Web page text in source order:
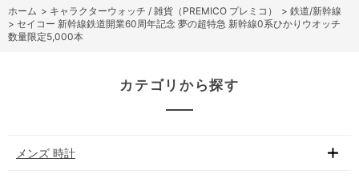
ホーム > キャラクターウォッチ / 雑貨（PREMICO プレミコ） > 鉄道/新幹線
> セイコー 新幹線鉄道開業60周年記念 夢の超特急 新幹線0系ひかりウオッチ
数量限定5,000本
カテゴリから探す
メンズ 時計